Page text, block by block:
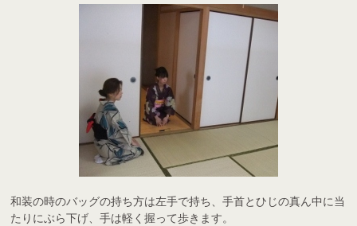
和装の時のバッグの持ち方は左手で持ち、手首とひじの真ん中に当
たりにぶら下げ、手は軽く握って歩きます。